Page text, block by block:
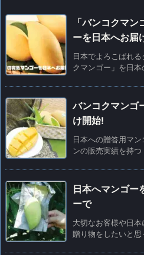
「バンコクマ
ーを日本へお届
日本でよろこばれ
クマンゴー」を日
バンコクマンゴ
け開始!
日本への贈答用マ
ンの販売実績を持
日本へマンゴー
ーで
大切なお客様や日
贈り物をしたいと